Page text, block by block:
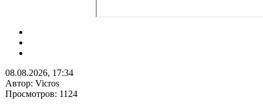
08.08.2026, 17:34
Автор: Vicros
Просмотров: 1124